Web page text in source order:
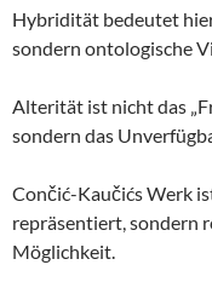
Hybridität bedeutet
sondern ontologische
Alterität ist nicht das
sondern das
Cončić-Kaučićs Werk
repräsentiert, sondern
Möglichkeit.